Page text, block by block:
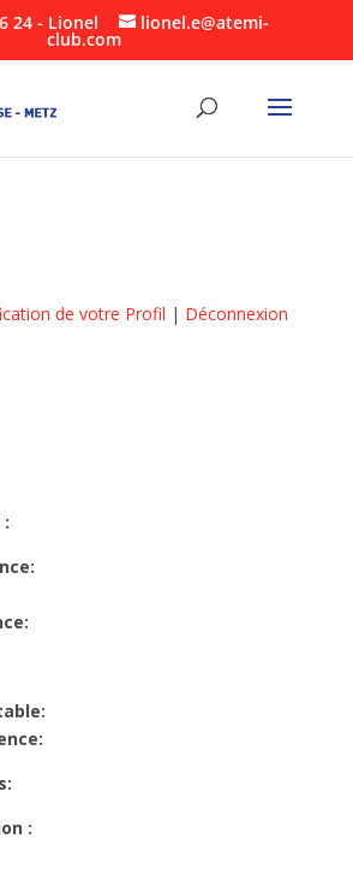
24 - Lionel lionel.e@atemi-
club.com
de votre Profil | Déconnexion
: